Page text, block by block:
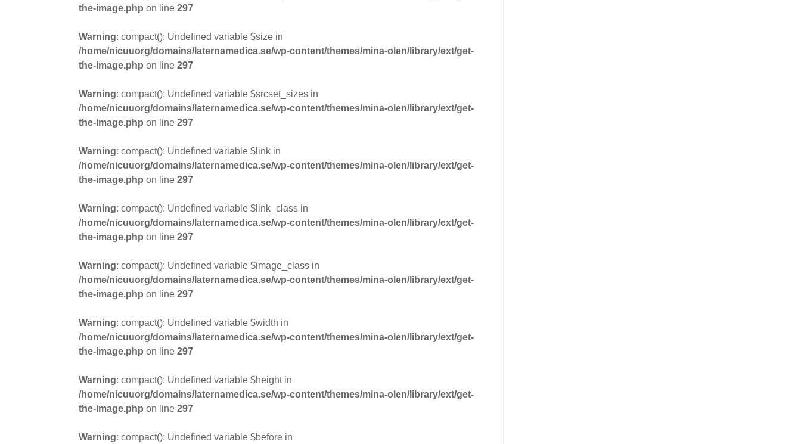
the-image.php on line 297
Warning: compact(): Undefined variable $size in
/home/nicuuorg/domains/laternamedica.se/wp-content/themes/mina-olen/library/ext/get-
the-image.php on line 297
Warning: compact(): Undefined variable $srcset_sizes in
/home/nicuuorg/domains/laternamedica.se/wp-content/themes/mina-olen/library/ext/get-
the-image.php on line 297
Warning: compact(): Undefined variable $link in
/home/nicuuorg/domains/laternamedica.se/wp-content/themes/mina-olen/library/ext/get-
the-image.php on line 297
Warning: compact(): Undefined variable $link_class in
/home/nicuuorg/domains/laternamedica.se/wp-content/themes/mina-olen/library/ext/get-
the-image.php on line 297
Warning: compact(): Undefined variable $image_class in
/home/nicuuorg/domains/laternamedica.se/wp-content/themes/mina-olen/library/ext/get-
the-image.php on line 297
Warning: compact(): Undefined variable $width in
/home/nicuuorg/domains/laternamedica.se/wp-content/themes/mina-olen/library/ext/get-
the-image.php on line 297
Warning: compact(): Undefined variable $height in
/home/nicuuorg/domains/laternamedica.se/wp-content/themes/mina-olen/library/ext/get-
the-image.php on line 297
Warning: compact(): Undefined variable $before in